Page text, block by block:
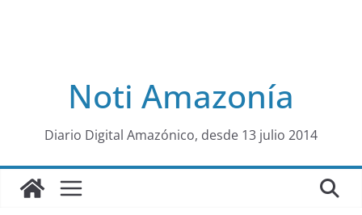
al
Noti Amazonía
Diario Digital Amazónico, desde 13 julio 2014